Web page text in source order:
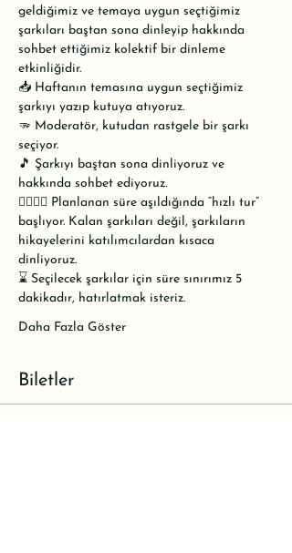
geldiğimiz ve temaya uygun seçtiğimiz
şarkıları baştan sona dinleyip hakkında
sohbet ettiğimiz kolektif bir dinleme
etkinliğidir.
📥 Haftanın temasına uygun seçtiğimiz
şarkıyı yazıp kutuya atıyoruz.
🫳 Moderatör, kutudan rastgele bir şarkı
seçiyor.
🎵 Şarkıyı baştan sona dinliyoruz ve
hakkında sohbet ediyoruz.
🏃‍♀️🏃‍♂️ Planlanan süre aşıldığında “hızlı tur”
başlıyor. Kalan şarkıları değil, şarkıların
hikayelerini katılımcılardan kısaca
dinliyoruz.
⌛ Seçilecek şarkılar için süre sınırımız 5
dakikadır, hatırlatmak isteriz.
Daha Fazla Göster
Biletler